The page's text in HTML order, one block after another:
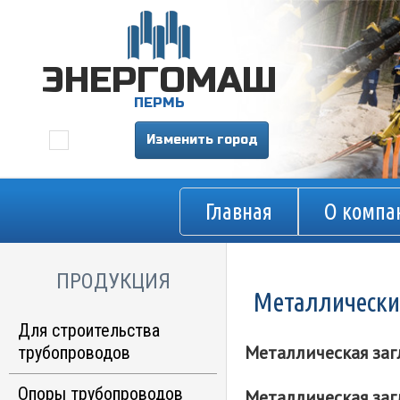
ЭНЕРГОМАШ
ПЕРМЬ
Изменить город
Главная О
ПРОДУКЦИЯ
Для строительства
трубопроводов
Опорно-направляющие
Опоры трубопроводов
Металлическая